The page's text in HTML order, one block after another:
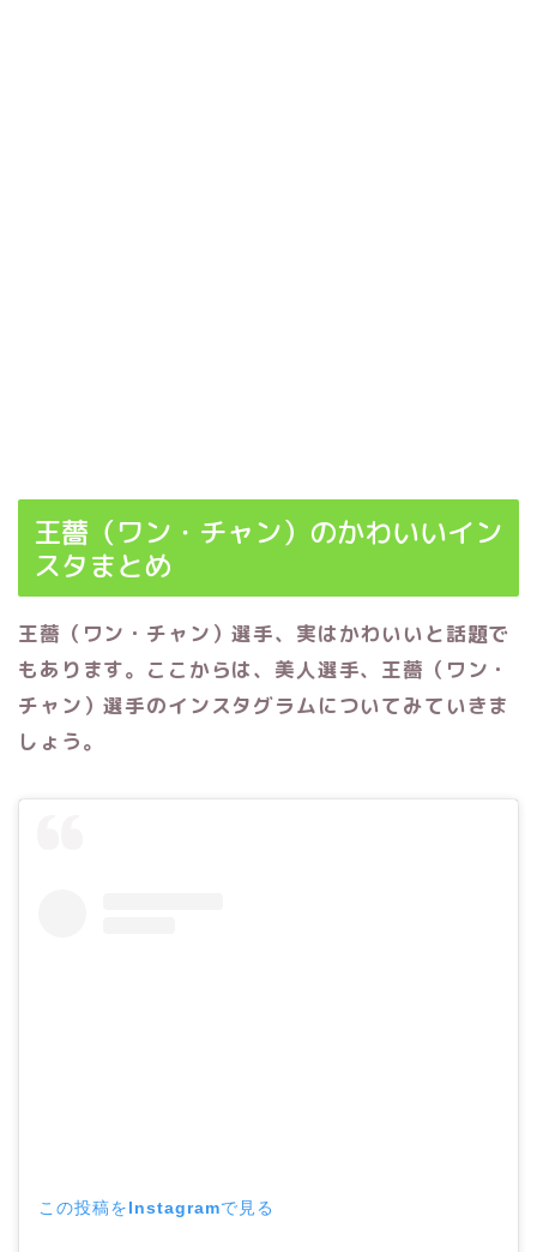
王薔（ワン・チャン）のかわいいイン
スタまとめ
王薔（ワン・チャン）選手、実はかわいいと話題で
もあります。ここからは、美人選手、王薔（ワン・
チャン）選手のインスタグラムについてみていきま
しょう。
この投稿をInstagramで見る